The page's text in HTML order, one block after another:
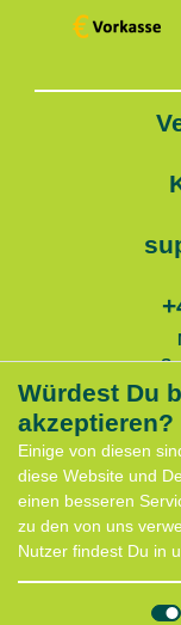
Würdest Du
akzeptieren?
Einige von diesen
diese Website und
einen besseren
zu den von uns
Nutzer findest Du in